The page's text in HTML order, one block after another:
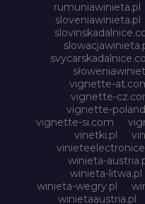
rumuniawinieta.pl
sloveniawinieta.pl
vignette-
vignette-
vignette-
vignette-si.com
vinetki.pl
winieta-
winieta-litwa.pl
winieta-wegry.pl
winietaaustria.pl